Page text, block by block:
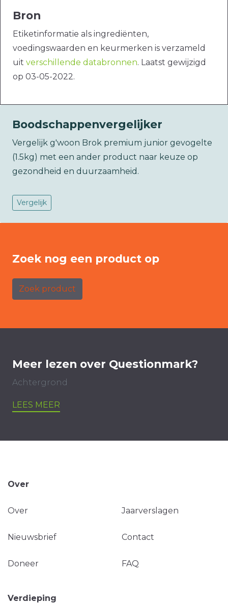
Bron
Etiketinformatie als ingrediënten,
voedingswaarden en keurmerken is verzameld
uit verschillende databronnen. Laatst gewijzigd
op 03-05-2022.
Boodschappenvergelijker
Vergelijk g'woon Brok premium junior gevogelte
(1.5kg) met een ander product naar keuze op
gezondheid en duurzaamheid.
Vergelijk
Zoek nog een product op
Zoek product
Meer lezen over Questionmark?
Achtergrond
LEES MEER
Over
Over Jaarverslagen
Nieuwsbrief Contact
Doneer FAQ
Verdieping